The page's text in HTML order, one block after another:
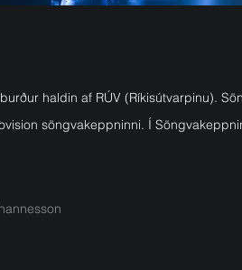
haldin af RÚV (Ríkisútvarpinu).
söngvakeppninni. Í